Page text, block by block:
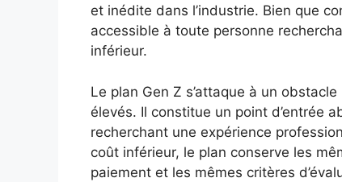
et inédite dans l’industrie. Bien que
accessible à toute personne
inférieur.
Le plan Gen Z s’attaque à un
élevés. Il constitue un point d’entrée
recherchant une expérience
coût inférieur, le plan conserve les
paiement et les mêmes critères